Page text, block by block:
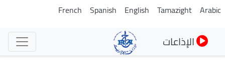
تجاوز
Arabic
Tamazight
English
Spanish
French
الإذاعات